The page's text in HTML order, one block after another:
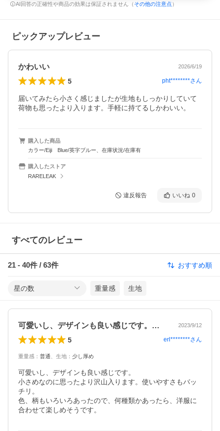
AI回答の正確性や商品の効果は保証されません（ その他の注意点 ）
ピックアップレビュー
かわいい 2026/6/19
5 pht********さん
届いてみたら小さく感じましたが生地もしっかりしていて
荷物も思ったより入ります。手軽に持てるしかわいい。
購入した商品
カラー/Eiji Blue/英字ブルー、在庫状況/在庫有
購入したストア
RARELEAK
違反報告 いいね 0
すべてのレビュー
21 - 40件 / 63件 おすすめ順
星の数 重量感 生地
可愛いし、デザインも良い感じです。小さ… 2023/9/12
5 erl********さん
重量感 ： 普通 生地 ： 少し厚め
可愛いし、デザインも良い感じです。
小さめなのに思ったより沢山入ります。使いやすさもバッ
チリ。
色、柄もいろいろあったので、何種類かあったら、洋服に
合わせて楽しめそうです。